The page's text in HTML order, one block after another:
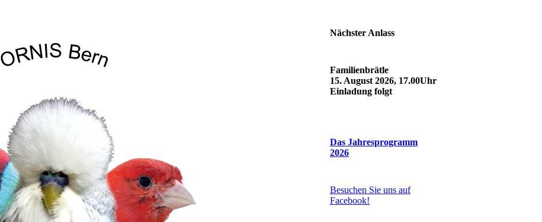
Nächster Anlass
Familienbrätle
15. August 2026, 17.00Uhr
Einladung folgt
Das Jahresprogramm
2026
Besuchen Sie uns auf
Facebook!